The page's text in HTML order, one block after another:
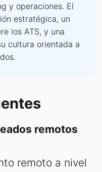
y operaciones. El
estratégica, un
los ATS, y una
cultura orientada a
remotos
remoto a nivel